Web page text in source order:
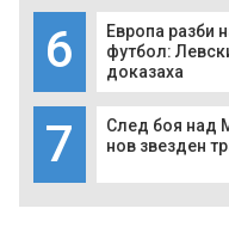
6
Европа разби
футбол:
доказаха
7
След боя над
нов звезден